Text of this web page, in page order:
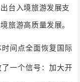
台入境旅游发展支
旅游高质量发展。
间点全面恢复国际
一个信号：加大开